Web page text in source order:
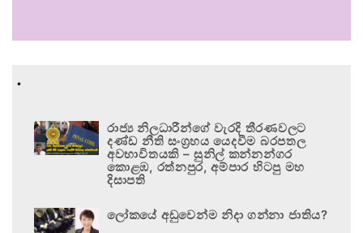
.
රාජ්‍ය නිලධාරීන්ගේ වැරදි තීරණවලට
දණ්ඩ නීති සංග්‍රහය යෙදවීම බරපතල
අවභාවිතයකි – සුනිල් කන්නන්ගර
කොළඹ, රත්නපුර, අම්පාර හිටපු මහ
දිසාපති
ලෝකයේ අඩුවෙන්ම නිදා ගන්නා ජාතිය?